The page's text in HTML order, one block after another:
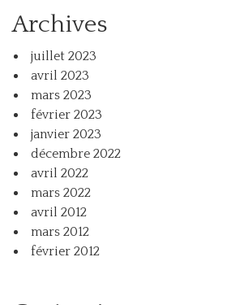
Archives
juillet 2023
avril 2023
mars 2023
février 2023
janvier 2023
décembre 2022
avril 2022
mars 2022
avril 2012
mars 2012
février 2012